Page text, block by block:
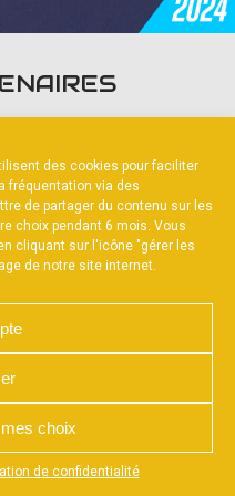
des cookies pour faciliter
fréquentation via des
de partager du contenu sur les
choix pendant 6 mois. Vous
cliquant sur l'icône "gérer les
de notre site internet.
choix
de confidentialité
de votre
OFFICIELS
LÉGALES
POLITIQUE DE COOKIES